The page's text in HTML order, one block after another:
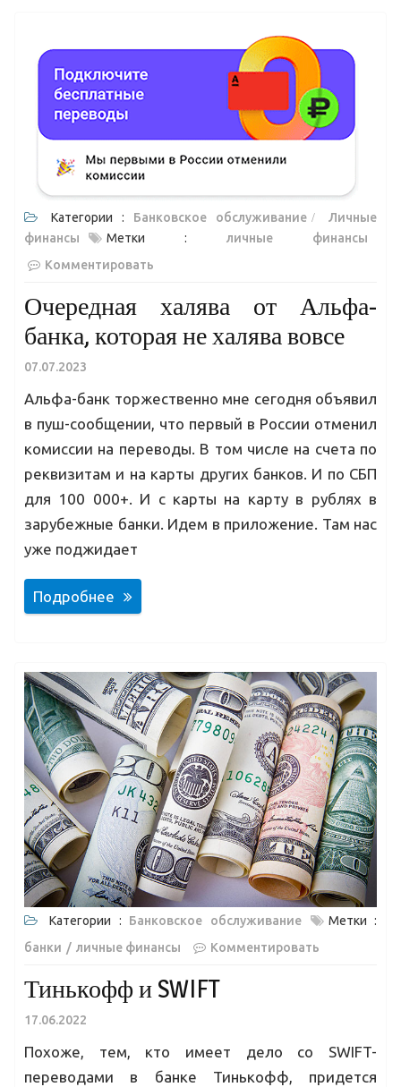
Категории : Банковское обслуживание
Личные
финансы
Метки : личные финансы
Комментировать
Очередная халява от Альфа-
банка, которая не халява вовсе
07.07.2023
Альфа-банк торжественно мне сегодня объявил
в пуш-сообщении, что первый в России отменил
комиссии на переводы. В том числе на счета по
реквизитам и на карты других банков. И по СБП
для 100 000+. И с карты на карту в рублях в
зарубежные банки. Идем в приложение. Там нас
уже поджидает
Подробнее
Категории : Банковское обслуживание
Метки :
банки
личные финансы Комментировать
Тинькофф и SWIFT
17.06.2022
Похоже, тем, кто имеет дело со SWIFT-
переводами в банке Тинькофф, придется